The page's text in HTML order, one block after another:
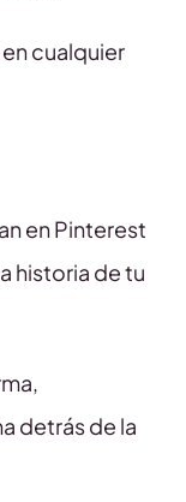
cualquier
en Pinterest
historia de tu
detrás de la